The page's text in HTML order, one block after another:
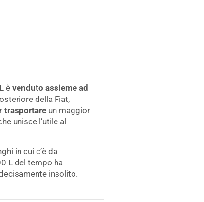
èvenduto assieme ad
della Fiat,
trasportare un maggior
unisce l’utile al
in cui c’è da
L del tempo ha
insolito.